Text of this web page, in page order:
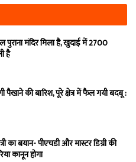
पुराना मंदिर मिला है, खुदाई में 2700
है
की बारिश, पूरे क्षेत्र में फैल गयी बदबू :
का बयान- पीएचडी और मास्टर डिग्री की
कानून होगा